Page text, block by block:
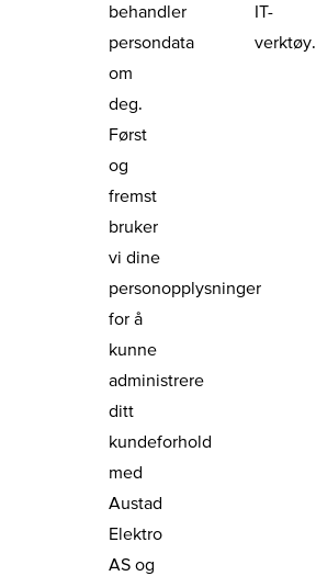
behandler
persondata
om
deg.
Først
og
fremst
bruker
vi dine
personopplysninger
for å
kunne
administrere
ditt
kundeforhold
med
Austad
Elektro
AS og
IT-
verktøy.